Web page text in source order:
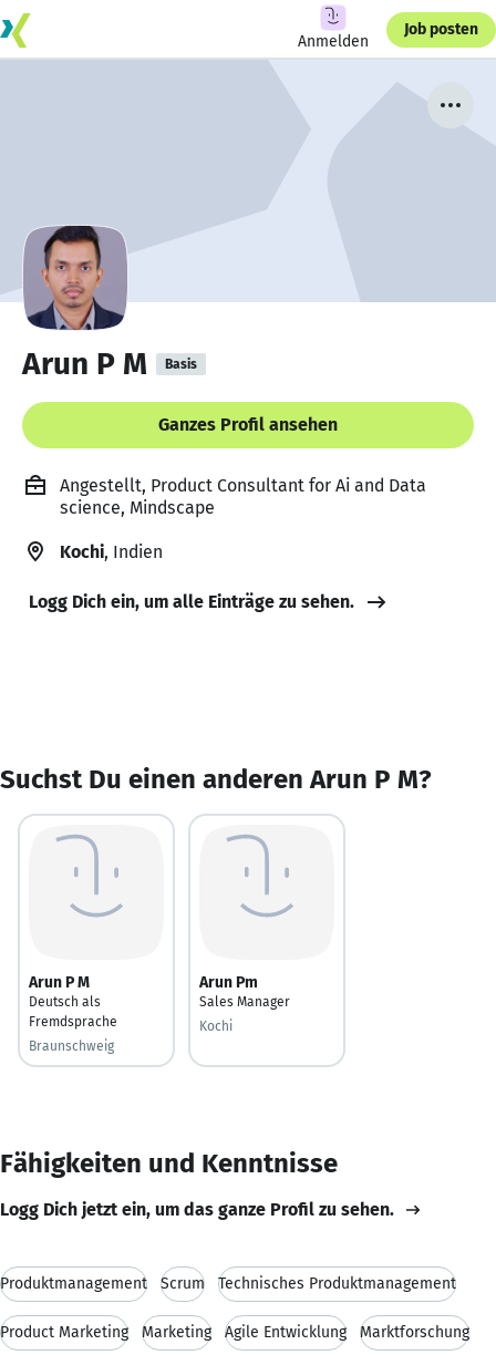
Anmelden
Job posten
Arun P M Basis
Ganzes Profil ansehen
Angestellt, Product Consultant for Ai and Data
science, Mindscape
Kochi, Indien
Logg Dich ein, um alle Einträge zu sehen.
Suchst Du einen anderen Arun P M?
Arun P M
Deutsch als
Fremdsprache
Braunschweig
Arun Pm
Sales Manager
Kochi
Fähigkeiten und Kenntnisse
Logg Dich jetzt ein, um das ganze Profil zu sehen.
Produktmanagement Scrum Technisches Produktmanagement
Product Marketing Marketing Agile Entwicklung Marktforschung